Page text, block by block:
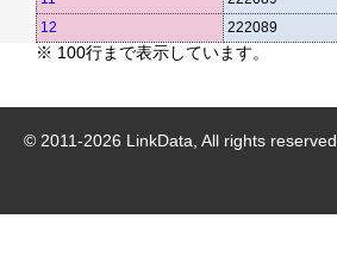
12
222089
※ 100行まで表示しています。
© 2011-2026 LinkData, All rights reserved.